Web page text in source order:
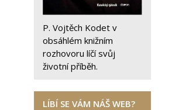
P. Vojtěch Kodet v
obsáhlém knižním
rozhovoru líčí svůj
životní příběh.
LÍBÍ SE VÁM NÁŠ WEB?